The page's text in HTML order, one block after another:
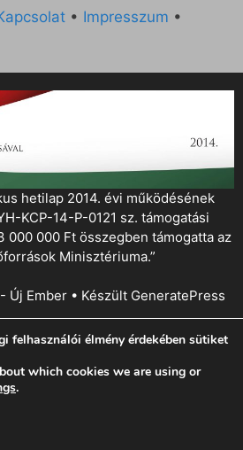
• Impresszum •
hetilap 2014. évi működésének
KCP-14-P-0121 sz. támogatási
000 000 Ft összegben támogatta az
Minisztériuma.”
Új Ember• Készült GeneratePress
felhasználói élmény érdekében sütiket
which cookies we are using or
.